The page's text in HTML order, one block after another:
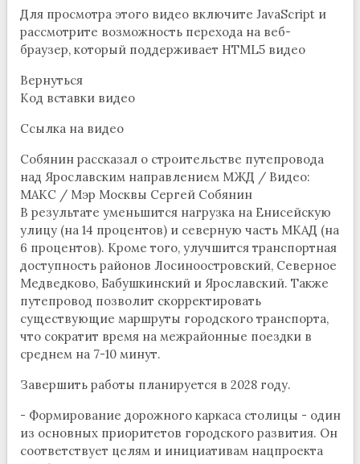
Для просмотра этого видео включите JavaScript и
рассмотрите возможность перехода на веб-
браузер, который поддерживает HTML5 видео
Вернуться
Код вставки видео
Ссылка на видео
Собянин рассказал о строительстве путепровода
над Ярославским направлением МЖД / Видео:
МАКС / Мэр Москвы Сергей Собянин
В результате уменьшится нагрузка на Енисейскую
улицу (на 14 процентов) и северную часть МКАД (на
6 процентов). Кроме того, улучшится транспортная
доступность районов Лосиноостровский, Северное
Медведково, Бабушкинский и Ярославский. Также
путепровод позволит скорректировать
существующие маршруты городского транспорта,
что сократит время на межрайонные поездки в
среднем на 7-10 минут.
Завершить работы планируется в 2028 году.
- Формирование дорожного каркаса столицы - один
из основных приоритетов городского развития. Он
соответствует целям и инициативам нацпроекта